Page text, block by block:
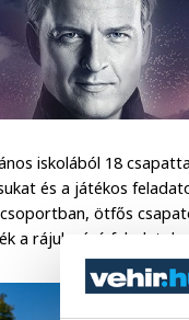
iskolából 18
és a játékos
ötfős
a rájuk váró